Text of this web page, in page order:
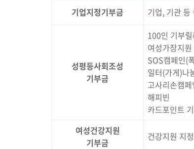
기업지정기부금 기업, 기관 등
성평등사회조성
기부금
100인 기부릴
여성가장지
SOS캠페인(
일터(가게)나
고사리손캠페
해피빈
카드포인트
여성건강지원
기부금
건강지원 지